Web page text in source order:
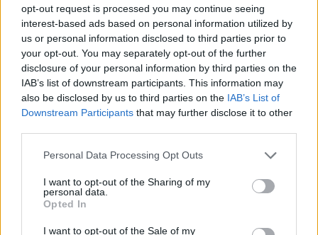
opt-out request is processed you may continue seeing
interest-based ads based on personal information utilized by
us or personal information disclosed to third parties prior to
your opt-out. You may separately opt-out of the further
disclosure of your personal information by third parties on the
IAB’s list of downstream participants. This information may
also be disclosed by us to third parties on the IAB’s List of
Downstream Participants that may further disclose it to other
Please note that this website/app uses one or more Google
not limited to your visit or usage behaviour. You may click to
grant or deny consent to Google and its third-party tags to
use your data for below specified purposes in below Google
consent section.
Personal Data Processing Opt Outs
I want to opt-out of the Sharing of my
personal data.
Opted In
I want to opt-out of the Sale of my
Σχόλια
Σχολίασε εδώ